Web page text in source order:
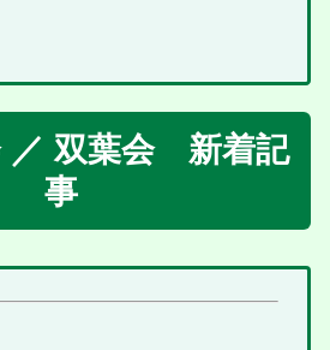
／ 双葉会 新着記
事